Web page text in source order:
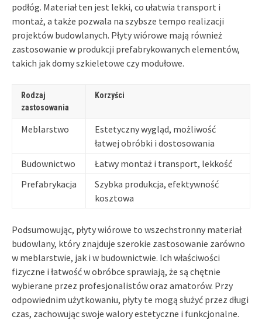
podłóg. Materiał ten jest lekki, co ułatwia transport i
montaż, a także pozwala na szybsze tempo realizacji
projektów budowlanych. Płyty wiórowe mają również
zastosowanie w produkcji prefabrykowanych elementów,
takich jak domy szkieletowe czy modułowe.
Rodzaj
zastosowania
Korzyści
Meblarstwo
Estetyczny wygląd, możliwość
łatwej obróbki i dostosowania
Budownictwo
Łatwy montaż i transport, lekkość
Prefabrykacja
Szybka produkcja, efektywność
kosztowa
Podsumowując, płyty wiórowe to wszechstronny materiał
budowlany, który znajduje szerokie zastosowanie zarówno
w meblarstwie, jak i w budownictwie. Ich właściwości
fizyczne i łatwość w obróbce sprawiają, że są chętnie
wybierane przez profesjonalistów oraz amatorów. Przy
odpowiednim użytkowaniu, płyty te mogą służyć przez długi
czas, zachowując swoje walory estetyczne i funkcjonalne.